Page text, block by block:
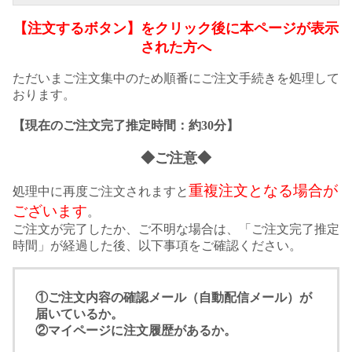
【注文するボタン】をクリック後に本ページが表示
された方へ
ただいまご注文集中のため順番にご注文手続きを処理して
おります。
【現在のご注文完了推定時間：約30分】
◆ご注意◆
処理中に再度ご注文されますと重複注文となる場合が
ございます。
ご注文が完了したか、ご不明な場合は、「ご注文完了推定
時間」が経過した後、以下事項をご確認ください。
①ご注文内容の確認メール（自動配信メール）が
届いているか。
②マイページに注文履歴があるか。